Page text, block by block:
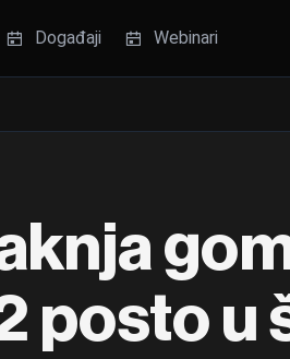
Događaji Webinari
posto u